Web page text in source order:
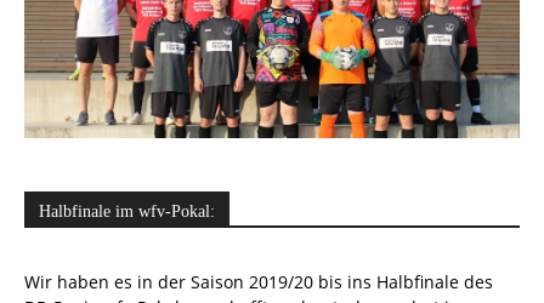
Halbfinale im wfv-Pokal:
Wir haben es in der Saison 2019/20 bis ins Halbfinale des